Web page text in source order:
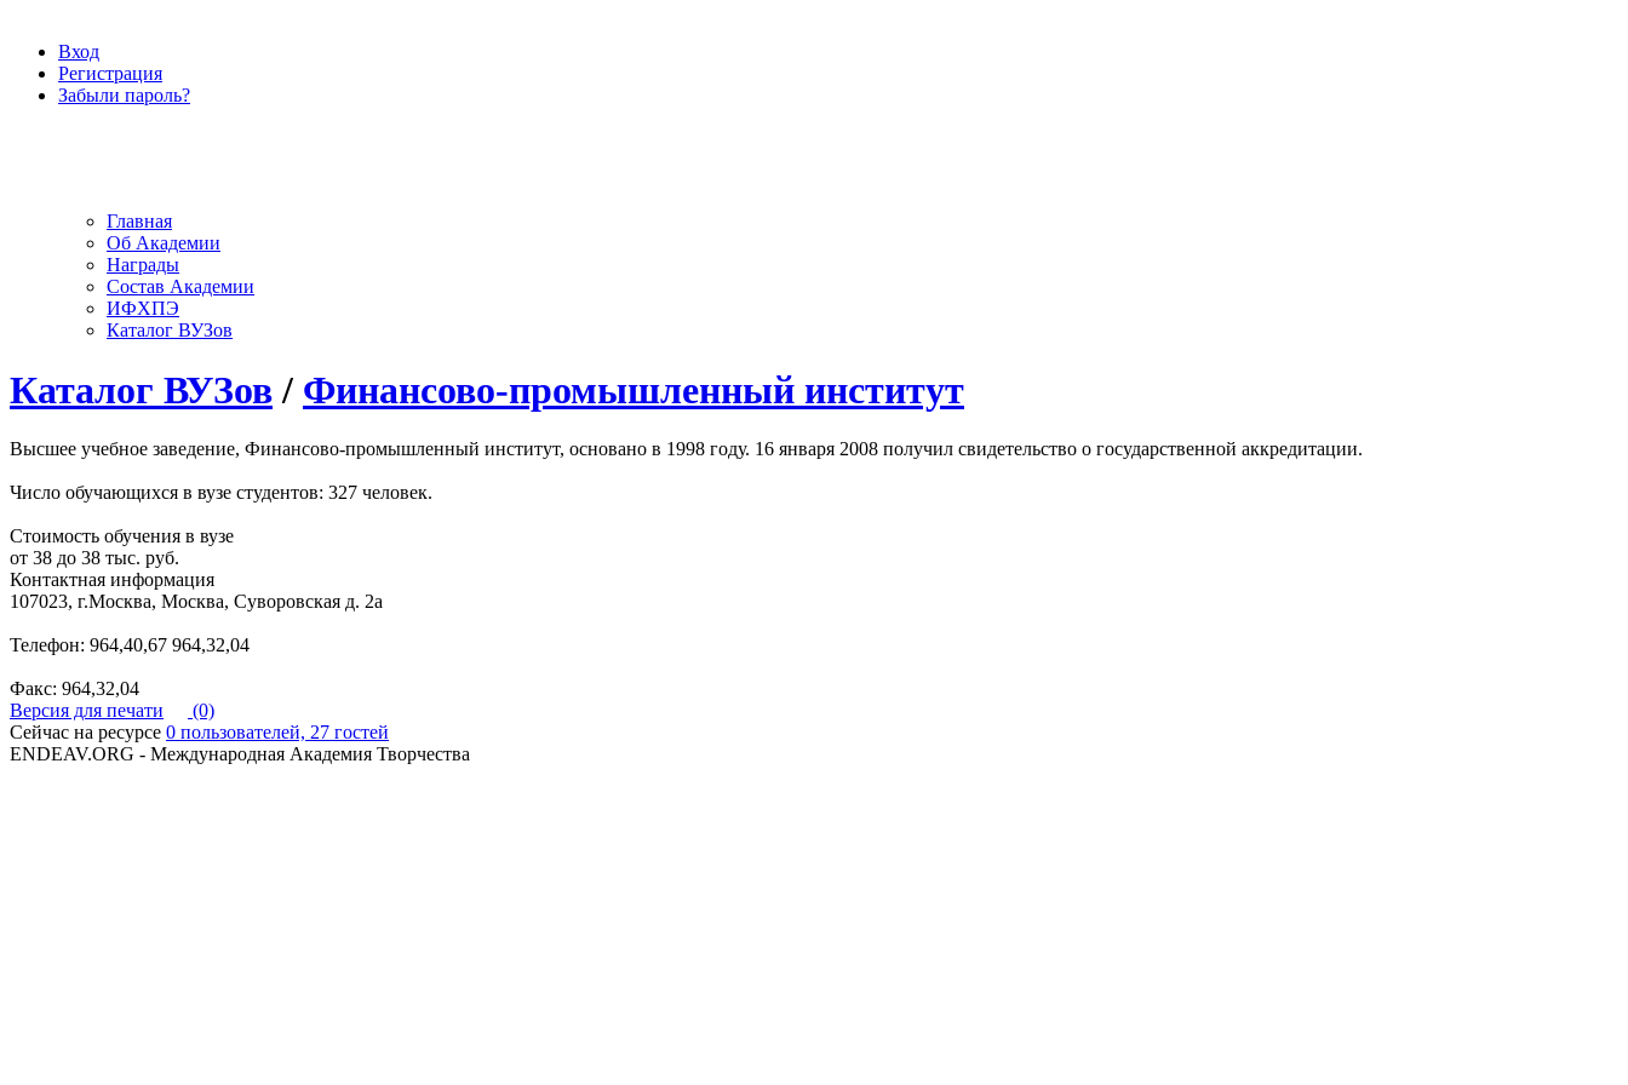
Вход
Регистрация
Забыли пароль?
Главная
Об Академии
Награды
Состав Академии
ИФХПЭ
Каталог ВУЗов
Каталог ВУЗов / Финансово-промышленный институт
Высшее учебное заведение, Финансово-промышленный институт, основано в 1998 году. 16 января 2008 получил свидетельство о государственной аккредитации.
Число обучающихся в вузе студентов: 327 человек.
Стоимость обучения в вузе
от 38 до 38 тыс. руб.
Контактная информация
107023, г.Москва, Москва, Суворовская д. 2а
Телефон: 964,40,67 964,32,04
Факс: 964,32,04
Версия для печати
(0)
Сейчас на ресурсе 0 пользователей, 27 гостей
ENDEAV.ORG - Международная Академия Творчества